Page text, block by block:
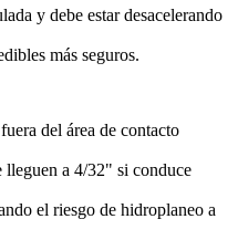
y debe estar desacelerando
más seguros.
del área de contacto
lleguen a 4/32" si conduce
el riesgo de hidroplaneo a